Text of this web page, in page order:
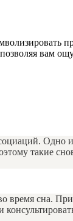
вам
такие
время сна.